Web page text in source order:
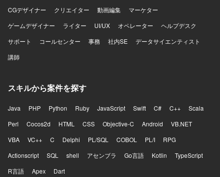
ドを横断して手を動かしながら将来的にはテックリードと
して技術面だけでなくチームの開発推進にも関与できるポ
用、通話後業務の効率化など、音声と生成AIを組み合わせ
た難易度の高いプロダクト開発に挑戦できます。 【開発環
境】 フロントエンドはReact、Next.js、Chrome Extension
Hono、Drizzle、Pythonを利用しております。データベース
はPostgreSQLやQdrant（ベクトルデータベース）を使用し
おり、CI/CDにはGitHub Actions、監視にはDatadogを利用
しております。AIについてはOpenAI API、Anthropic APIな
な改善に取り組める方を期待しています。 【ポジションの
魅力】 AI音声プロダクトを実際のコンタクトセンターへ導
トを改善していくフェーズに携わることができます。決め
られた仕様を実装するだけではなく、顧客環境で発生して
いる課題を整理し、プロダクトとして再利用可能な機能や
能の改善と新規機能開発を両立する中で、開発優先順位や
アーキテクチャ、チームの進め方そのものを見直していく
ンドを横断して手を動かしながら、将来的にはテックリー
ドとして技術面だけでなくチームの開発推進にも関与で
業務の効率化など、音声と生成AIを組み合わせた難易度の
高いプロダクト開発に挑戦できます。 【開発環境】 フロン
トエンドはReact、Next.js、Chrome Extensionを用いてお
り、バックエンドはTypeScript、Hono、Drizzle、Pythonを
CGデザイナー
クリエイター 動画編集
マーケター
ゲームデザイナー
ライター UI/UX オペレーター
ヘルプデスク
サポート
コールセンター 事務 社内SE
データサイエンティスト
講師
スキルから案件を探す
Java PHP Python Ruby JavaScript Swift C# C++
Scala
Perl
Cocos2d HTML CSS Objective-C Android
VB.NET
VBA
VC++ C Delphi PL/SQL COBOL PL/I
RPG
Actionscript
SQL shell アセンブラ Go言語 Kotlin
TypeScript
R言語
Apex Dart